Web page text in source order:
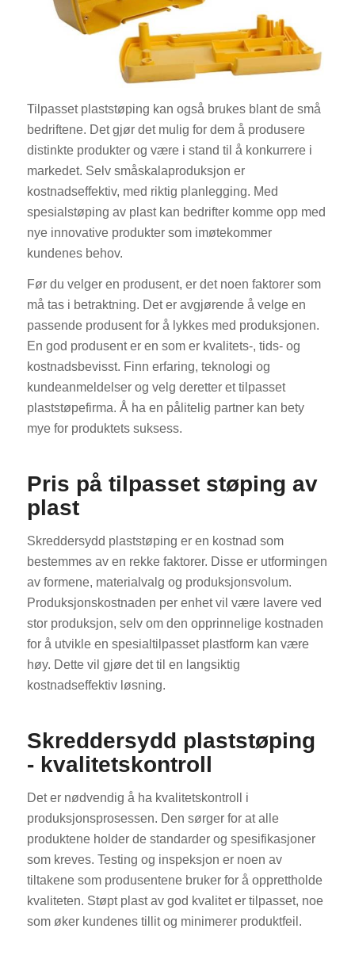
Tilpasset plaststøping kan også brukes blant de små
bedriftene. Det gjør det mulig for dem å produsere
distinkte produkter og være i stand til å konkurrere i
markedet. Selv småskalaproduksjon er
kostnadseffektiv, med riktig planlegging. Med
spesialstøping av plast kan bedrifter komme opp med
nye innovative produkter som imøtekommer
kundenes behov.
Før du velger en produsent, er det noen faktorer som
må tas i betraktning. Det er avgjørende å velge en
passende produsent for å lykkes med produksjonen.
En god produsent er en som er kvalitets-, tids- og
kostnadsbevisst. Finn erfaring, teknologi og
kundeanmeldelser og velg deretter et tilpasset
plaststøpefirma. Å ha en pålitelig partner kan bety
mye for produktets suksess.
Pris på tilpasset støping av
plast
Skreddersydd plaststøping er en kostnad som
bestemmes av en rekke faktorer. Disse er utformingen
av formene, materialvalg og produksjonsvolum.
Produksjonskostnaden per enhet vil være lavere ved
stor produksjon, selv om den opprinnelige kostnaden
for å utvikle en spesialtilpasset plastform kan være
høy. Dette vil gjøre det til en langsiktig
kostnadseffektiv løsning.
Skreddersydd plaststøping
- kvalitetskontroll
Det er nødvendig å ha kvalitetskontroll i
produksjonsprosessen. Den sørger for at alle
produktene holder de standarder og spesifikasjoner
som kreves. Testing og inspeksjon er noen av
tiltakene som produsentene bruker for å opprettholde
kvaliteten. Støpt plast av god kvalitet er tilpasset, noe
som øker kundenes tillit og minimerer produktfeil.